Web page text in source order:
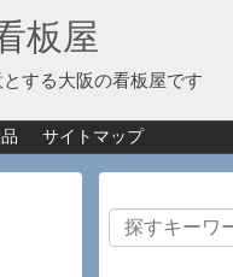
板屋
する大阪の看板屋です
サイトマップ